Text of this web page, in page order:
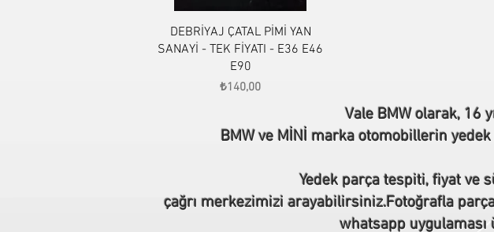
Hızlı Bakış
DEBRİYAJ ÇATAL PİMİ YAN
SANAYİ - TEK FİYATI - E36 E46
E90
Fiyat
₺140,00
Vale BMW olarak, 16
BMW ve MİNİ marka otomobillerin
Yedek parça tespiti, fiyat ve
çağrı merkezimizi arayabilirsiniz.Fotoğrafla
whatsapp